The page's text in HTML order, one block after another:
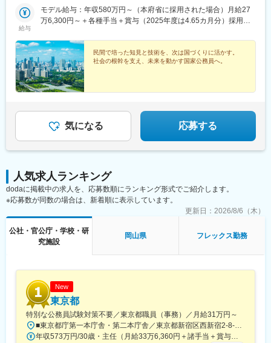
（北海道・東北・関東・信越・東海・近畿・九州）■国土交通
省： 本省区分／国土交通省本省 地方整備局・北海道開発局区
分／地方整備局管内（東北・関東・北陸・中部・近畿・中国・四
象衛星センター、管区気象台（札幌、仙台、東京、大阪、福
岡）、沖縄気象台、地方気象台または測候所※就業場所の変更の範
囲：各府省の定める場所
給与
モデル給与：年収580万円～（本府省に採用された場合）月給27
万6,300円～＋各種手当＋賞与（2025年度は4.65カ月分）採用時
程度の経験年数を有する国家公務員が受ける俸給月額との均衡を
考慮して決定します。※地域手当、本府省業務調整手当、通勤手
当、住居手当、扶養手当、超過勤務手当 等※2026年４月１日現在
の「一般職の職員の給与に関する法律」の規定によるものです。
民間で培った知見と技術を、次は国づくりに活かす。
社会の根幹を支え、未来を動かす国家公務員へ。
気になる 応募する
人気求人ランキング
dodaに掲載中の求人を、応募数順にランキング形式でご紹介します。
※応募数が同数の場合は、新着順に表示しています。
更新日： 2026/8/6（木）
公社・官公庁・学校・研
究施設
岡山県 フレックス勤務
New
東京都
特別な公務員試験対策不要／東京都職員（事務）／月給31万円～